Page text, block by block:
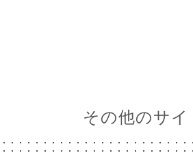
その他のサイ